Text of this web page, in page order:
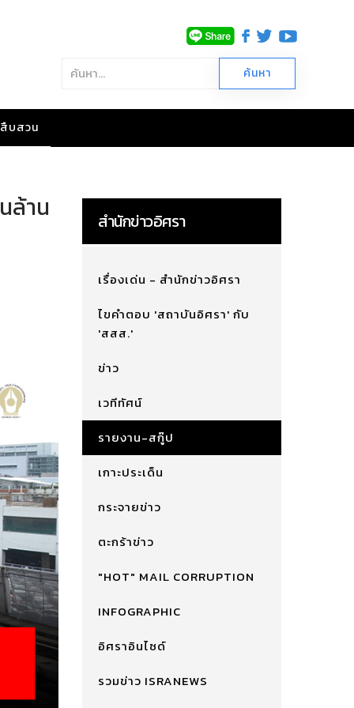
บสวน
ล้าน สำนักข่าวอิศรา
เรื่องเด่น - สำนักข่าวอิศรา
ไขคำตอบ 'สถาบันอิศรา' กับ
'สสส.'
ข่าว
เวทีทัศน์
รายงาน-สกู๊ป
เกาะประเด็น
กระจายข่าว
ตะกร้าข่าว
"HOT" MAIL CORRUPTION
INFOGRAPHIC
อิศราอินไซด์
รวมข่าว ISRANEWS